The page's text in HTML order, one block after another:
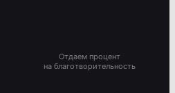
Отдаем процент
на благотворительность